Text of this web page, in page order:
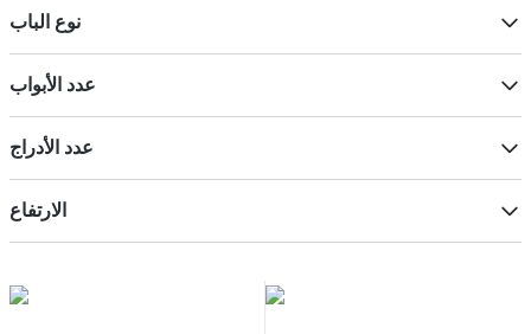
نوع الباب
عدد الأبواب
1(2)
عدد الأدراج
4(2
الارتفاع